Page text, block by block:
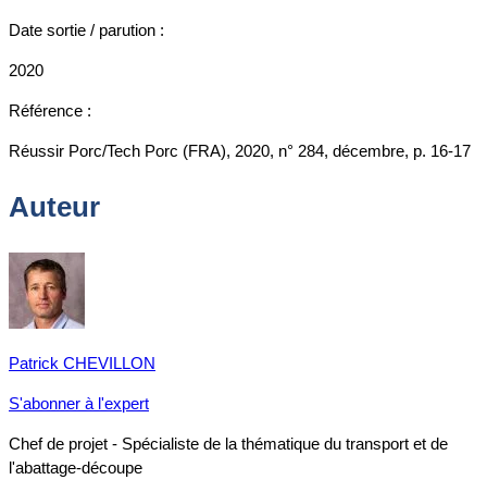
Date sortie / parution :
2020
Référence :
Réussir Porc/Tech Porc (FRA), 2020, n° 284, décembre, p. 16-17
Auteur
Patrick CHEVILLON
S'abonner à l'expert
Chef de projet - Spécialiste de la thématique du transport et de
l'abattage-découpe